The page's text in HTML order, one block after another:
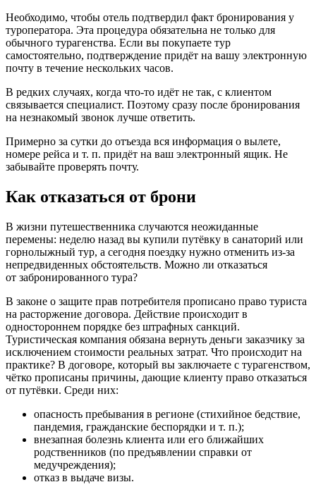
Необходимо, чтобы отель подтвердил факт бронирования у
туроператора. Эта процедура обязательна не только для
обычного турагенства. Если вы покупаете тур
самостоятельно, подтверждение придёт на вашу электронную
почту в течение нескольких часов.
В редких случаях, когда что-то идёт не так, с клиентом
связывается специалист. Поэтому сразу после бронирования
на незнакомый звонок лучше ответить.
Примерно за сутки до отъезда вся информация о вылете,
номере рейса и т. п. придёт на ваш электронный ящик. Не
забывайте проверять почту.
Как отказаться от брони
В жизни путешественника случаются неожиданные
перемены: неделю назад вы купили путёвку в санаторий или
горнолыжный тур, а сегодня поездку нужно отменить из-за
непредвиденных обстоятельств. Можно ли отказаться
от забронированного тура?
В законе о защите прав потребителя прописано право туриста
на расторжение договора. Действие происходит в
одностороннем порядке без штрафных санкций.
Туристическая компания обязана вернуть деньги заказчику за
исключением стоимости реальных затрат. Что происходит на
практике? В договоре, который вы заключаете с турагенством,
чётко прописаны причины, дающие клиенту право отказаться
от путёвки. Среди них:
опасность пребывания в регионе (стихийное бедствие,
пандемия, гражданские беспорядки и т. п.);
внезапная болезнь клиента или его ближайших
родственников (по предъявлении справки от
медучреждения);
отказ в выдаче визы.